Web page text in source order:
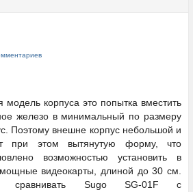
модель корпуса это попытка вместить
железо в минимальный по размеру
Поэтому внешне корпус небольшой и
при этом вытянутую форму, что
возможностью установить в
видеокарты, длиной до 30 см.
сравнивать Sugo SG-01F с